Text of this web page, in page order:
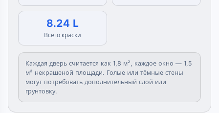
8.24 L
Всего краски
Каждая дверь считается как 1,8 м², каждое окно — 1,5
м² некрашеной площади. Голые или тёмные стены
могут потребовать дополнительный слой или
грунтовку.